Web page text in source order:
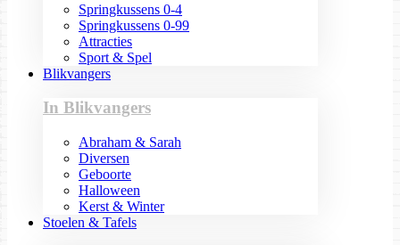
Springkussens 0-4
Springkussens 0-99
Attracties
Sport & Spel
Blikvangers
In Blikvangers
Abraham & Sarah
Diversen
Geboorte
Halloween
Kerst & Winter
Stoelen & Tafels